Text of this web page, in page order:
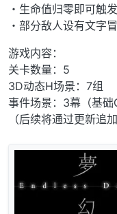
・生命值归零即可触
・部分敌人设有文字
游戏内容：
关卡数量：5
3D动态H场景：7组
事件场景：3幕（基础
（后续将通过更新追